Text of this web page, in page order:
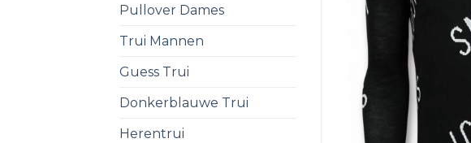
Pullover Dames
Trui Mannen
Guess Trui
Donkerblauwe Trui
Herentrui